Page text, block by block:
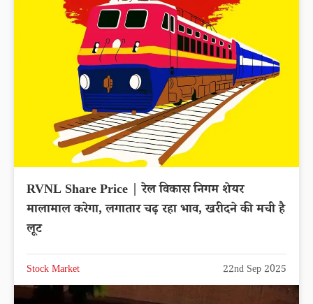
RVNL Share Price | रेल विकास निगम शेयर
मालामाल करेगा, लगातार चढ़ रहा भाव, खरीदने की मची है
लूट
Stock Market 22nd Sep 2025